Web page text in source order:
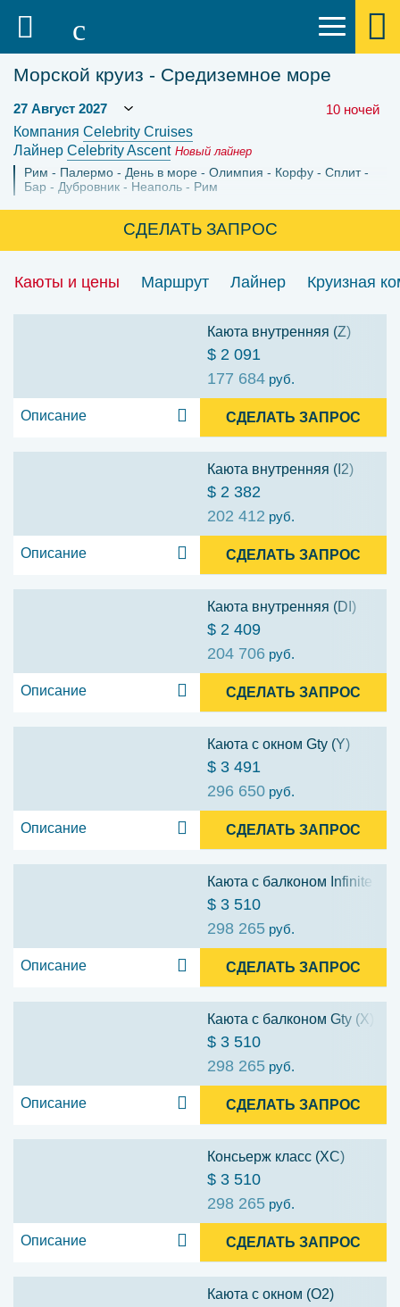
Морской круиз - Средиземное море
10 ночей
Компания Celebrity Cruises
Лайнер Celebrity Ascent Новый лайнер
Рим Палермо День в море Олимпия Корфу
Сплит
Бар
Дубровник Неаполь Рим
СДЕЛАТЬ ЗАПРОС
Каюты и цены Маршрут Лайнер Круизная
Каюта внутренняя (Z)
$ 2 091
177 684 руб.
Описание СДЕЛАТЬ ЗАПРОС
Каюта внутренняя (I2)
$ 2 382
202 412 руб.
Описание СДЕЛАТЬ ЗАПРОС
Каюта внутренняя (DI)
$ 2 409
204 706 руб.
Описание СДЕЛАТЬ ЗАПРОС
Каюта с окном Gty (Y)
$ 3 491
296 650 руб.
Описание СДЕЛАТЬ ЗАПРОС
Каюта с балконом Infinite
$ 3 510
298 265 руб.
Описание СДЕЛАТЬ ЗАПРОС
Каюта с балконом Gty (X)
$ 3 510
298 265 руб.
Описание СДЕЛАТЬ ЗАПРОС
Консьерж класс (XC)
$ 3 510
298 265 руб.
Описание СДЕЛАТЬ ЗАПРОС
Каюта с окном (O2)